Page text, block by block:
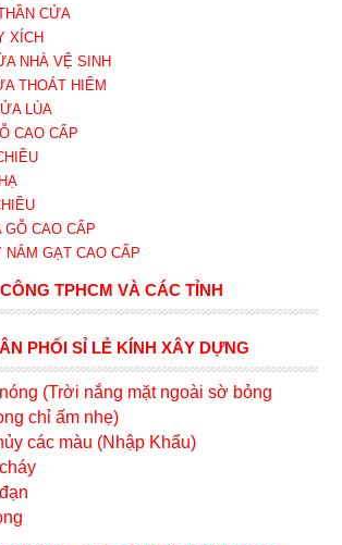
CỬA
XÍCH
NHÀ VỆ SINH
THOÁT HIỂM
LÙA
CAO CẤP
GỖ CAO CẤP
NẮM GẠT CAO CẤP
TPHCM VÀ CÁC TỈNH
PHỐI SỈ LẺ KÍNH XÂY DỰNG
(Trời nắng mặt ngoài sờ bỏng
chỉ ấm nhẹ)
các màu (Nhập Khẩu)